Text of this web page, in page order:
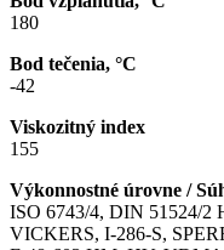
180
Bod tečenia, °C
-42
Viskozitný index
155
Výkonnostné úrovne /
ISO 6743/4, DIN 51524/2
VICKERS, I-286-S,